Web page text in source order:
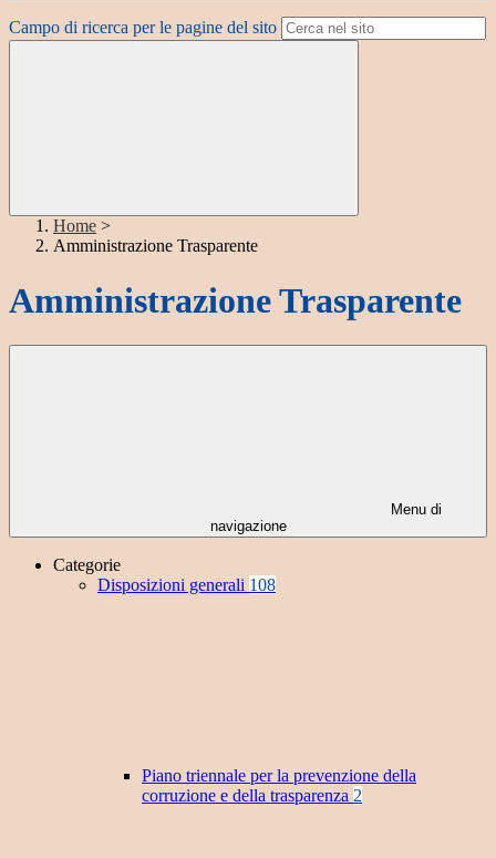
Campo di ricerca per le pagine del sito
Home >
Amministrazione Trasparente
Amministrazione Trasparente
Menu di
navigazione
Categorie
Disposizioni generali 108
Piano triennale per la prevenzione della
corruzione e della trasparenza 2